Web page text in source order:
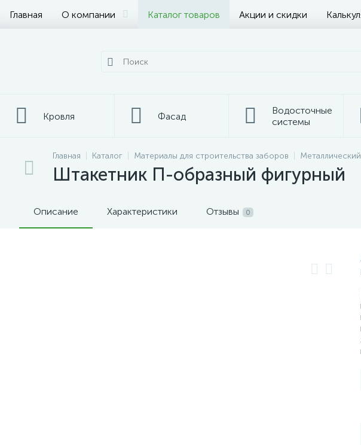
Главная О компании Каталог товаров Акции и скидки
Кровля Фасад
Водосточные
системы
Металлопрокат
Главная Каталог Материалы для строительства заборов
Штакетник П-образный фигурный
Описание Характеристики Отзывы 0